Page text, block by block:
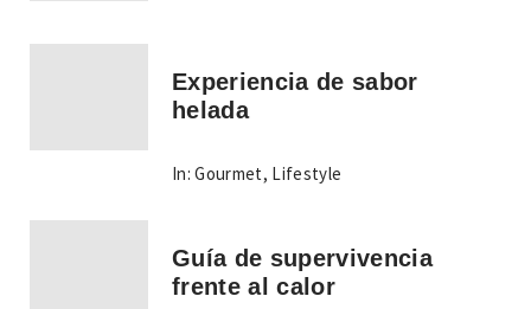
Experiencia de sabor
helada
In: Gourmet, Lifestyle
Guía de supervivencia
frente al calor